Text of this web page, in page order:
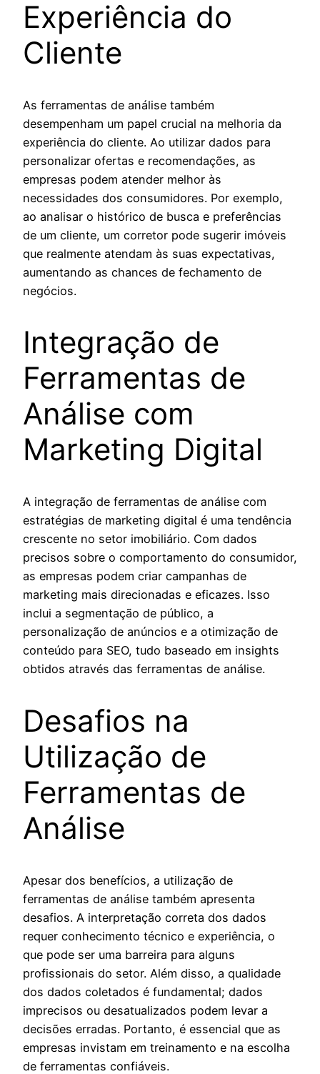
Experiência do
Cliente
As ferramentas de análise também
desempenham um papel crucial na melhoria da
experiência do cliente. Ao utilizar dados para
personalizar ofertas e recomendações, as
empresas podem atender melhor às
necessidades dos consumidores. Por exemplo,
ao analisar o histórico de busca e preferências
de um cliente, um corretor pode sugerir imóveis
que realmente atendam às suas expectativas,
aumentando as chances de fechamento de
negócios.
Integração de
Ferramentas de
Análise com
Marketing Digital
A integração de ferramentas de análise com
estratégias de marketing digital é uma tendência
crescente no setor imobiliário. Com dados
precisos sobre o comportamento do consumidor,
as empresas podem criar campanhas de
marketing mais direcionadas e eficazes. Isso
inclui a segmentação de público, a
personalização de anúncios e a otimização de
conteúdo para SEO, tudo baseado em insights
obtidos através das ferramentas de análise.
Desafios na
Utilização de
Ferramentas de
Análise
Apesar dos benefícios, a utilização de
ferramentas de análise também apresenta
desafios. A interpretação correta dos dados
requer conhecimento técnico e experiência, o
que pode ser uma barreira para alguns
profissionais do setor. Além disso, a qualidade
dos dados coletados é fundamental; dados
imprecisos ou desatualizados podem levar a
decisões erradas. Portanto, é essencial que as
empresas invistam em treinamento e na escolha
de ferramentas confiáveis.